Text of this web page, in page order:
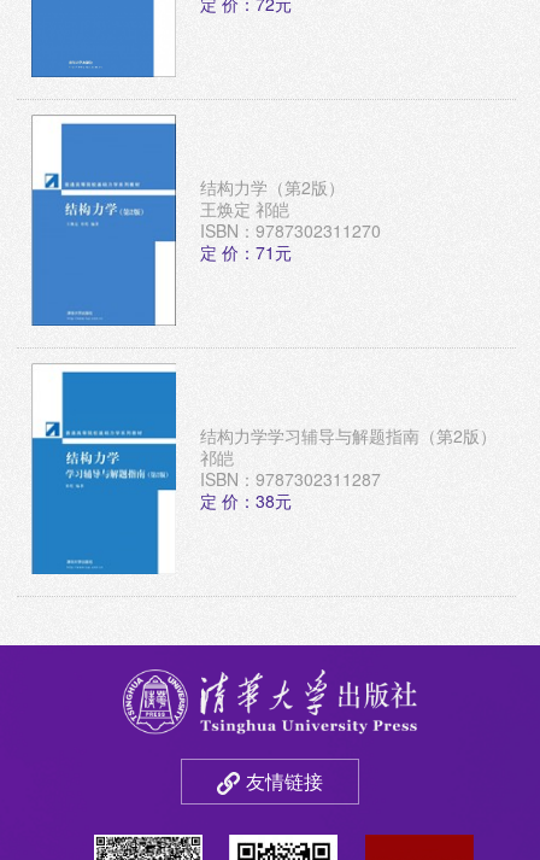
结构力学（第2版）
王焕定 祁皑
ISBN：9787302311270
定 价：71元
结构力学学习辅导与解题指南（第2版）
祁皑
ISBN：9787302311287
定 价：38元
友情链接